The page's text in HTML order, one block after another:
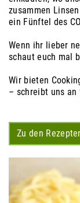
zusammen
ein Fünftel des
Wenn ihr lieber
schaut euch mal
Wir bieten
– schreibt uns an
Zu den